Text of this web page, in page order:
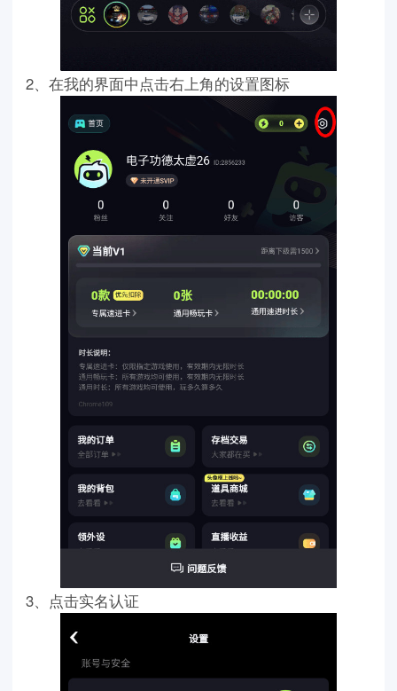
2、在我的界面中点击右上角的设置图标
3、点击实名认证